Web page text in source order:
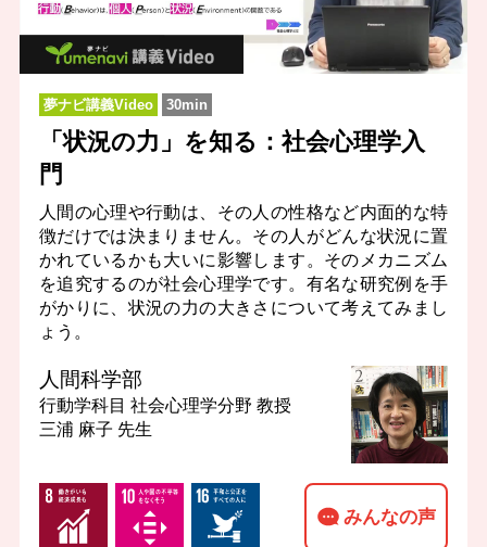
夢ナビ講義Video 30min
「状況の力」を知る：社会心理学入
門
人間の心理や行動は、その人の性格など内面的な特
徴だけでは決まりません。その人がどんな状況に置
かれているかも大いに影響します。そのメカニズム
を追究するのが社会心理学です。有名な研究例を手
がかりに、状況の力の大きさについて考えてみまし
ょう。
人間科学部
行動学科目 社会心理学分野 教授
三浦 麻子 先生
みんなの声